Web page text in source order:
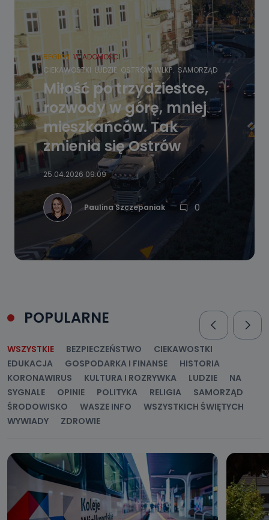
REGION WIADOMOŚCI
CIEKAWOSTKI LUDZIE OSTRÓW WLKP. SAMORZĄD
Miłość po trzydziestce,
rozwody w górę, mniej
mieszkańców. Tak
zmienia się Ostrów
25.04.2026 09:09
Paulina Szczepaniak 0
POPULARNE
WSZYSTKIE BEZPIECZEŃSTWO
CIEKAWOSTKI
EDUKACJA
GOSPODARKA I FINANSE
HISTORIA
KORONAWIRUS
KULTURA I ROZRYWKA LUDZIE
NA
SYGNALE
OPINIE POLITYKA RELIGIA
SAMORZĄD
ŚRODOWISKO
WASZE INFO
WSZYSTKICH ŚWIĘTYCH
WYWIADY
ZDROWIE